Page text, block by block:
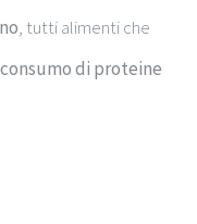
, tutti alimenti che
di proteine